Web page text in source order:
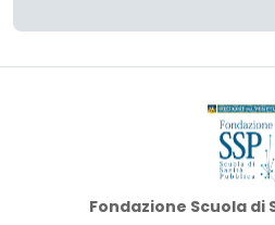
Fondazione Scuola di